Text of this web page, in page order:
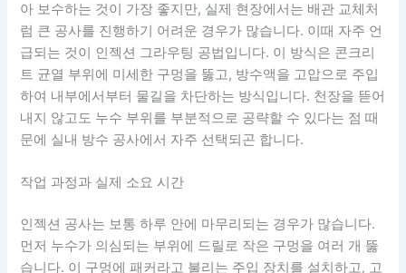
아 보수하는 것이 가장 좋지만, 실제 현장에서는 배관 교체처
럼 큰 공사를 진행하기 어려운 경우가 많습니다. 이때 자주 언
급되는 것이 인젝션 그라우팅 공법입니다. 이 방식은 콘크리
트 균열 부위에 미세한 구멍을 뚫고, 방수액을 고압으로 주입
하여 내부에서부터 물길을 차단하는 방식입니다. 천장을 뜯어
내지 않고도 누수 부위를 부분적으로 공략할 수 있다는 점 때
문에 실내 방수 공사에서 자주 선택되곤 합니다.
작업 과정과 실제 소요 시간
인젝션 공사는 보통 하루 안에 마무리되는 경우가 많습니다.
먼저 누수가 의심되는 부위에 드릴로 작은 구멍을 여러 개 뚫
습니다. 이 구멍에 패커라고 불리는 주입 장치를 설치하고, 고